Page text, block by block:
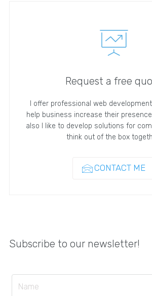
Request a free
I offer professional web
help business increase their
also I like to develop solutions for
think out of the box
CONTACT ME
Subscribe to our newsletter!